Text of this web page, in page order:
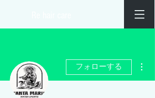
フォローする